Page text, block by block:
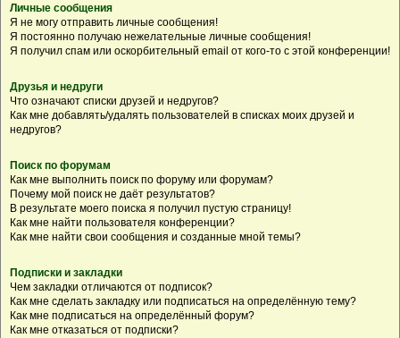
Личные сообщения
Я не могу отправить личные сообщения!
Я постоянно получаю нежелательные личные сообщения!
Я получил спам или оскорбительный email от кого-то с этой конференции!
Друзья и недруги
Что означают списки друзей и недругов?
Как мне добавлять/удалять пользователей в списках моих друзей и
недругов?
Поиск по форумам
Как мне выполнить поиск по форуму или форумам?
Почему мой поиск не даёт результатов?
В результате моего поиска я получил пустую страницу!
Как мне найти пользователя конференции?
Как мне найти свои сообщения и созданные мной темы?
Подписки и закладки
Чем закладки отличаются от подписок?
Как мне сделать закладку или подписаться на определённую тему?
Как мне подписаться на определённый форум?
Как мне отказаться от подписки?